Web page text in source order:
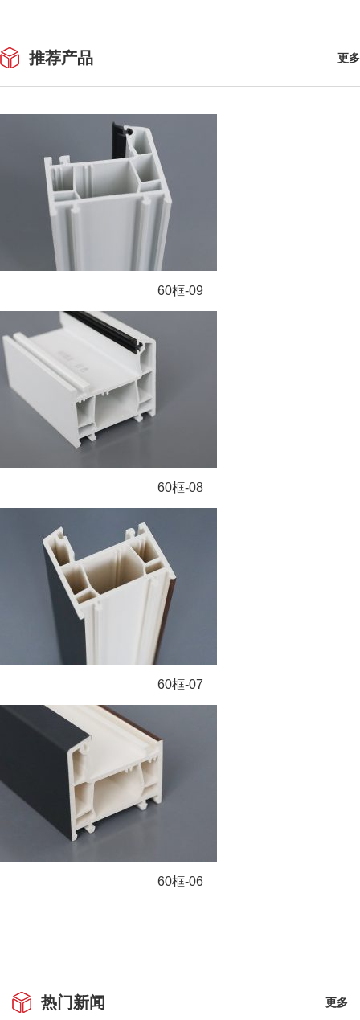
推荐产品 更多
60框-09
60框-08
60框-07
60框-06
热门新闻 更多